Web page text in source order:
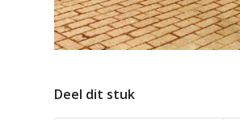
Deel dit stuk